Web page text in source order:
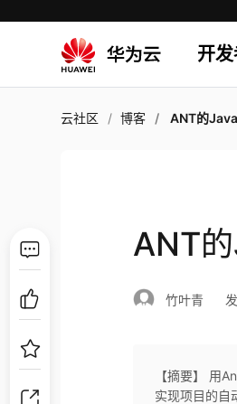
开
云社区 博客 ANT的
ANT
竹叶青
【摘要】 用
实现项目的自